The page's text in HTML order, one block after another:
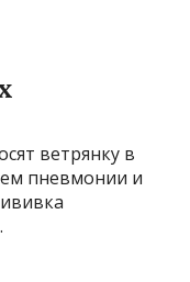
ветрянку в
пневмонии и